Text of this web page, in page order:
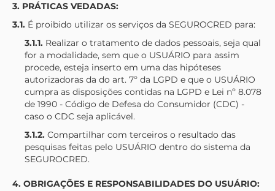
3. PRÁTICAS VEDADAS:
3.1. É proibido utilizar os serviços da SEGUROCRED para:
3.1.1. Realizar o tratamento de dados pessoais, seja qual
for a modalidade, sem que o USUÁRIO para assim
procede, esteja inserto em uma das hipóteses
autorizadoras da do art. 7º da LGPD e que o USUÁRIO
cumpra as disposições contidas na LGPD e Lei nº 8.078
de 1990 - Código de Defesa do Consumidor (CDC) -
caso o CDC seja aplicável.
3.1.2. Compartilhar com terceiros o resultado das
pesquisas feitas pelo USUÁRIO dentro do sistema da
SEGUROCRED.
4. OBRIGAÇÕES E RESPONSABILIDADES DO USUÁRIO: